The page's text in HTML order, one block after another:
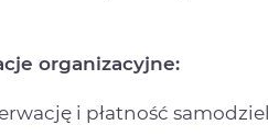
organizacyjne:
i płatność